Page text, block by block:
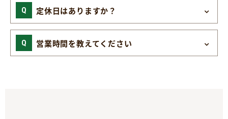
定休日はありますか？
営業時間を教えてください